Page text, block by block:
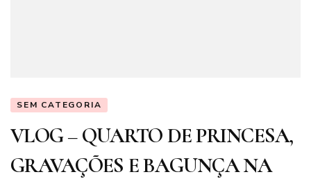
SEM CATEGORIA
VLOG – QUARTO DE PRINCESA,
GRAVAÇÕES E BAGUNÇA NA